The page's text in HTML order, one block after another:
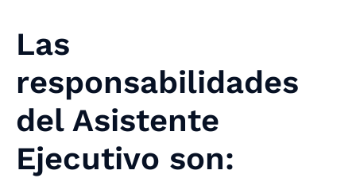
Las
responsabilidades
del Asistente
Ejecutivo son: